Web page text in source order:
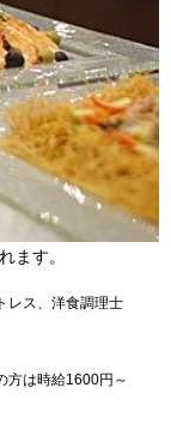
ます。
レス、洋食調理士
方は時給1600円～